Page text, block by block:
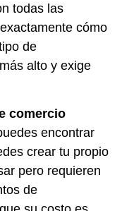
todas las
cómo
de
alto y exige
comercio
encontrar
crear tu propio
pero requieren
de